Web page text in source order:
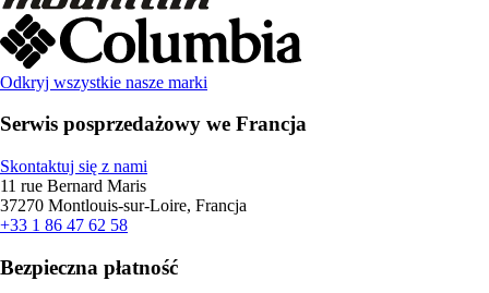
Odkryj wszystkie nasze marki
Serwis posprzedażowy we Francja
Skontaktuj się z nami
11 rue Bernard Maris
37270 Montlouis-sur-Loire, Francja
+33 1 86 47 62 58
Bezpieczna płatność